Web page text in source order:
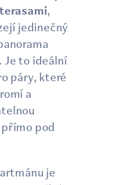
,
jedinečný
Je to ideální
páry, které
a
pod
je